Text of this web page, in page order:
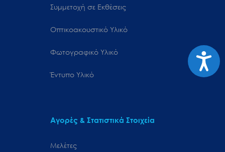
Συμμετοχή σε Εκθέσεις
Οπτικοακουστικό Υλικό
Φωτογραφικό Υλικό
Έντυπο Υλικό
Αγορές & Στατιστικά Στοιχεία
Μελέτες